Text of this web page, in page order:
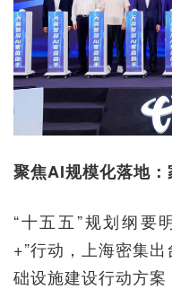
聚焦AI规模化落地
“十五五”规划纲要
+”行动，上海密集
础设施建设行动方